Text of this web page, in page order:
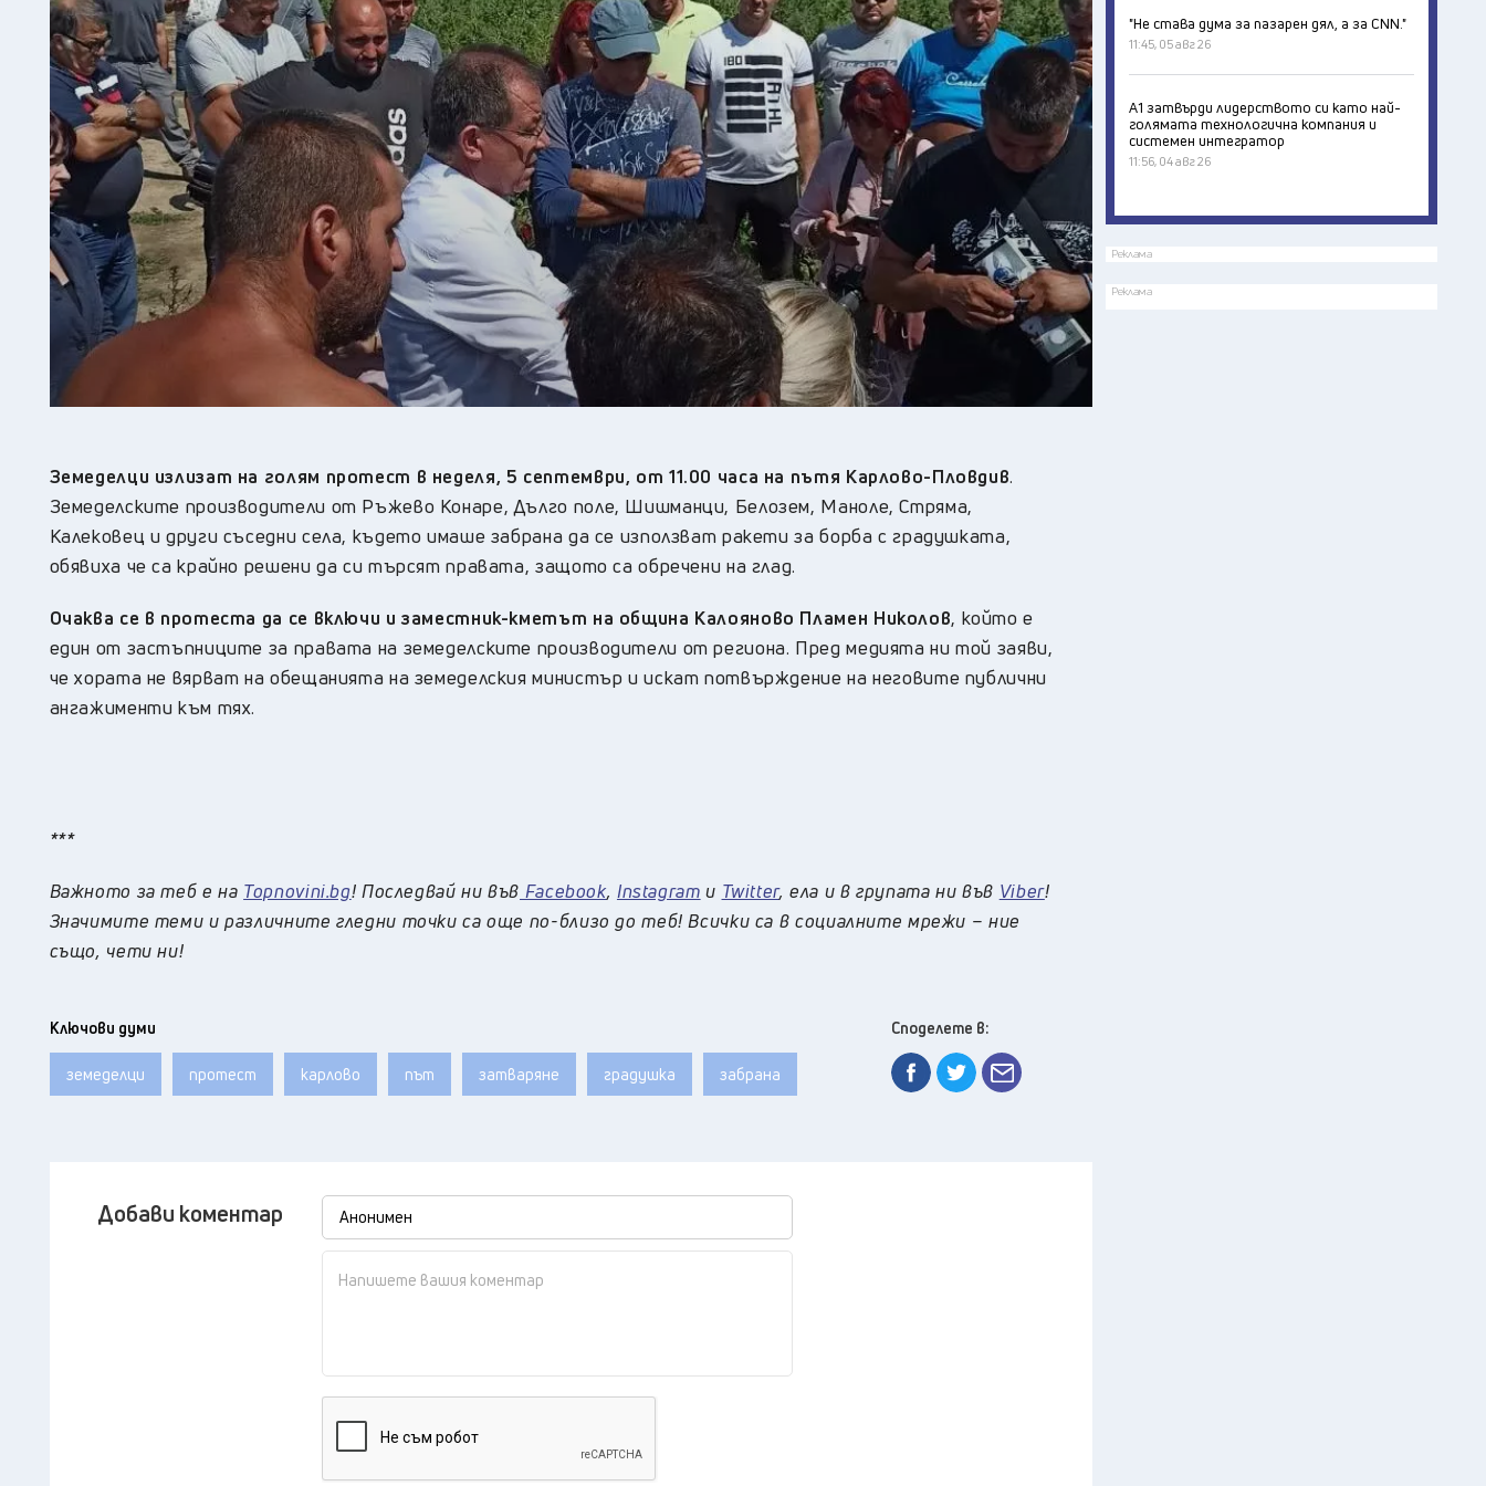
Перник, 28°C
Плевен, 36°C
Пловдив, 35°C
Разград, 32°C
Русе, 34°C
Силистра, 34°C
Сливен, 32°C
Смолян, 25°C
София 28°C
Стара Загора , 33°C
Търговище 33°C
Хасково 34 °C
Шумен
Ямбол, 33°C
Земеделци излизат на голям протест в неделя, 5 септември, от 11.00 часа на пътя Карлово-Пловдив.
Земеделските производители от Ръжево Конаре, Дълго поле, Шишманци, Белозем, Маноле, Стряма,
Калековец и други съседни села, където имаше забрана да се използват ракети за борба с градушката,
обявиха че са крайно решени да си търсят правата, защото са обречени на глад.
Очаква се в протеста да се включи и заместник-кметът на община Калояново Пламен Николов, който е
един от застъпниците за правата на земеделските производители от региона. Пред медията ни той заяви,
че хората не вярват на обещанията на земеделския министър и искат потвърждение на неговите публични
ангажименти към тях.
***
Важното за теб е на Topnovini.bg! Последвай ни във Facebook, Instagram и Twitter, ела и в групата ни във Viber!
Значимите теми и различните гледни точки са още по-близо до теб! Всички са в социалните мрежи – ние
също, чети ни!
Ключови думи
земеделци протест карлово път затваряне градушка забрана
Споделете в:
Добави коментар
"Не става дума за пазарен дял, а за CNN."
11:45, 05 авг 26
А1 затвърди лидерството си като най-
голямата технологична компания и
системен интегратор
11:56, 04 авг 26
Реклама
Реклама